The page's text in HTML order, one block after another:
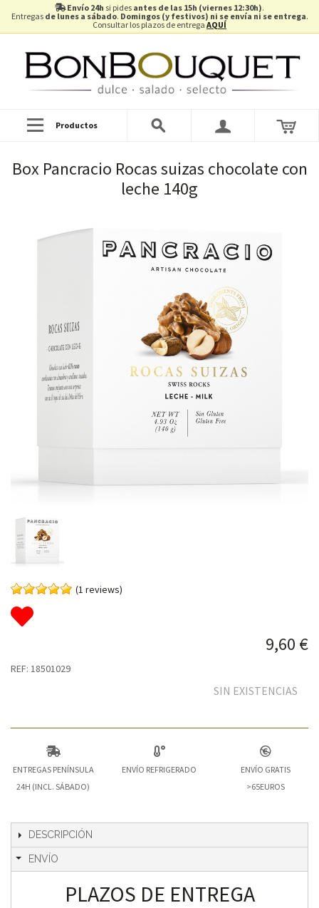
Envío 24h si pides antes de las 15h (viernes 12:30h).
Entregas de lunes a sábado. Domingos (y festivos) ni se envía ni se entrega.
Consultar los plazos de entrega AQUÍ
Productos
Box Pancracio Rocas suizas chocolate con
leche 140g
(1 reviews)
9,60 €
REF: 18501029
SIN EXISTENCIAS
ENTREGAS PENÍNSULA
24H (INCL. SÁBADO)
ENVÍO REFRIGERADO
ENVÍO GRATIS
>65EUROS
DESCRIPCIÓN
ENVÍO
PLAZOS DE ENTREGA